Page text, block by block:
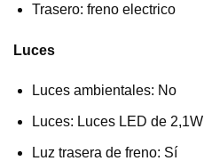
Trasero: freno electrico
Luces
Luces ambientales: No
Luces: Luces LED de 2,1W
Luz trasera de freno: Sí